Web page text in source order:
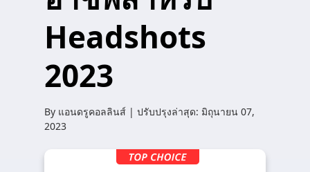
Headshots
2023
By แอนดรูคอลลินส์ | ปรับปรุงล่าสุด: มิถุนายน 07,
2023